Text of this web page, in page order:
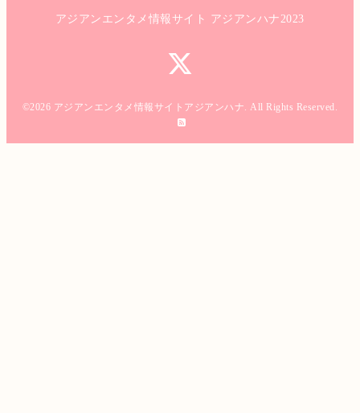
アジアンエンタメ情報サイト アジアンハナ2023
©2026 アジアンエンタメ情報サイトアジアンハナ. All Rights Reserved.